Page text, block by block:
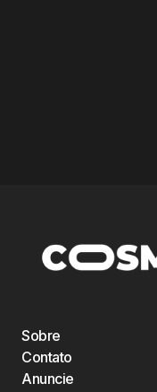
Sobre
Contato
Anuncie